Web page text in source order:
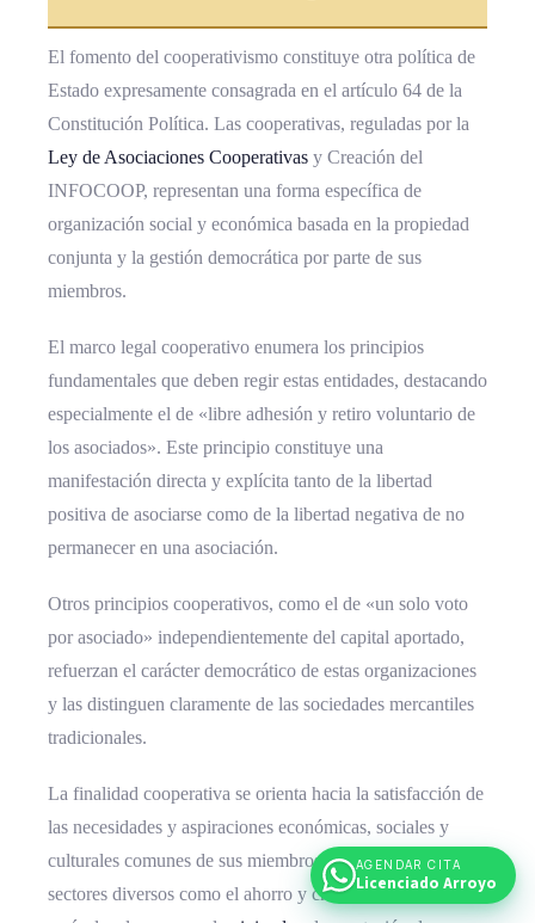
El fomento del cooperativismo constituye otra política de
Estado expresamente consagrada en el artículo 64 de la
Constitución Política. Las cooperativas, reguladas por la
Ley de Asociaciones Cooperativas y Creación del
INFOCOOP, representan una forma específica de
organización social y económica basada en la propiedad
conjunta y la gestión democrática por parte de sus
miembros.
El marco legal cooperativo enumera los principios
fundamentales que deben regir estas entidades, destacando
especialmente el de «libre adhesión y retiro voluntario de
los asociados». Este principio constituye una
manifestación directa y explícita tanto de la libertad
positiva de asociarse como de la libertad negativa de no
permanecer en una asociación.
Otros principios cooperativos, como el de «un solo voto
por asociado» independientemente del capital aportado,
refuerzan el carácter democrático de estas organizaciones
y las distinguen claramente de las sociedades mercantiles
tradicionales.
La finalidad cooperativa se orienta hacia la satisfacción de
las necesidades y aspiraciones económicas, sociales y
culturales comunes de sus miembros, operando en
sectores diversos como el ahorro y crédito, la producción
AGENDAR CITA
Licenciado Arroyo